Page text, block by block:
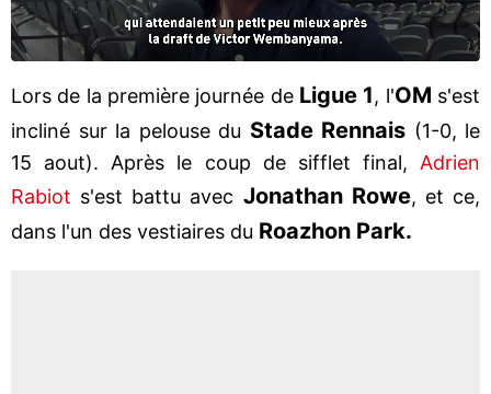
Lors de la première journée de Ligue 1, l'OM s'est
incliné sur la pelouse du Stade Rennais (1-0, le
15 aout). Après le coup de sifflet final, Adrien
Rabiot s'est battu avec Jonathan Rowe, et ce,
dans l'un des vestiaires du Roazhon Park.